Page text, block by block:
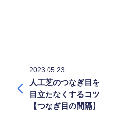
2023.05.23
人工芝のつなぎ目を
目立たなくするコツ
【つなぎ目の間隔】